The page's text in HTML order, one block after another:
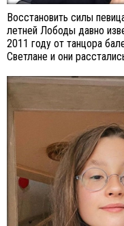
Восстановить силы
летней Лободы давно
2011 году от танцора
Светлане и они